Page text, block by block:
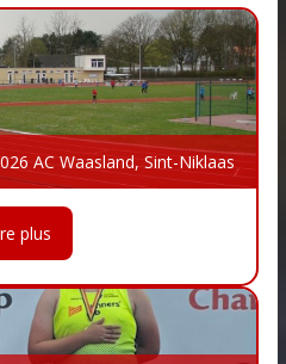
AC Waasland, Sint-Niklaas
plus